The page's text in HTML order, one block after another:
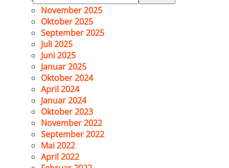
nach:
November 2025
Oktober 2025
September 2025
Juli 2025
Juni 2025
Januar 2025
Oktober 2024
April 2024
Januar 2024
Oktober 2023
November 2022
September 2022
Mai 2022
April 2022